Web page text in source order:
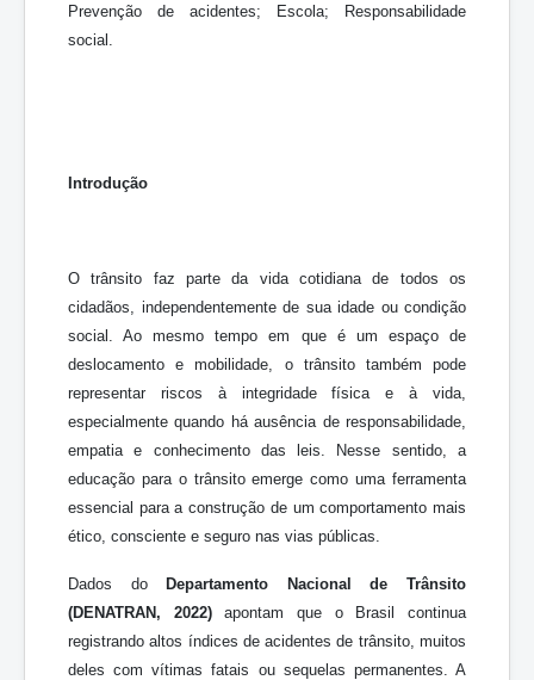
Prevenção de acidentes; Escola; Responsabilidade
social.
Introdução
O trânsito faz parte da vida cotidiana de todos os
cidadãos, independentemente de sua idade ou condição
social. Ao mesmo tempo em que é um espaço de
deslocamento e mobilidade, o trânsito também pode
representar riscos à integridade física e à vida,
especialmente quando há ausência de responsabilidade,
empatia e conhecimento das leis. Nesse sentido, a
educação para o trânsito emerge como uma ferramenta
essencial para a construção de um comportamento mais
ético, consciente e seguro nas vias públicas.
Dados doDepartamento Nacional de Trânsito
(DENATRAN, 2022)apontam que o Brasil continua
registrando altos índices de acidentes de trânsito, muitos
deles com vítimas fatais ou sequelas permanentes. A